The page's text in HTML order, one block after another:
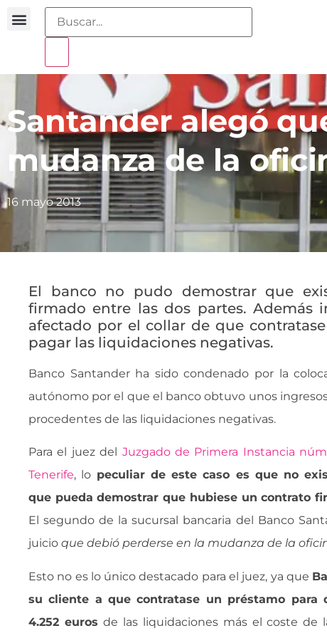
Santander alegó
mudanza de la
16 mayo 2013
El banco no pudo demostrar que
firmado entre las dos partes. Además
afectado por el collar de que
pagar las liquidaciones negativas.
Banco Santander ha sido condenado por la
autónomo por el que el banco obtuvo unos
procedentes de las liquidaciones negativas.
Para el juez del Juzgado de Primera Instancia
Tenerife, lo peculiar de este caso es que no
que pueda demostrar que hubiese un contrato
El segundo de la sucursal bancaria del Banco
juicio  que debió perderse en la mudanza de la
Esto no es lo único destacado para el juez, ya que
su cliente a que contratase un préstamo para
4.252 euros de las liquidaciones más el coste de